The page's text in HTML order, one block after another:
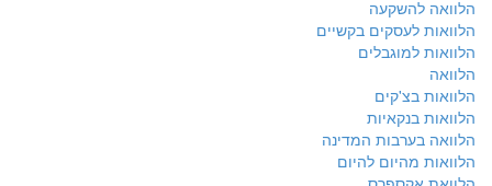
הלוואה להשקעה
הלוואות לעסקים בקשיים
הלוואות למוגבלים
הלוואה
הלוואות בצ'קים
הלוואות בנקאיות
הלוואה בערבות המדינה
הלוואות מהיום להיום